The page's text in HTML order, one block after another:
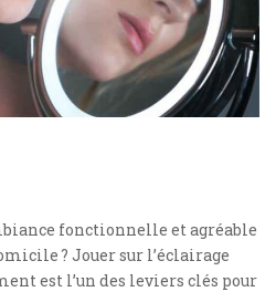
fonctionnelle et agréable
? Jouer sur l’éclairage
est l’un des leviers clés pour